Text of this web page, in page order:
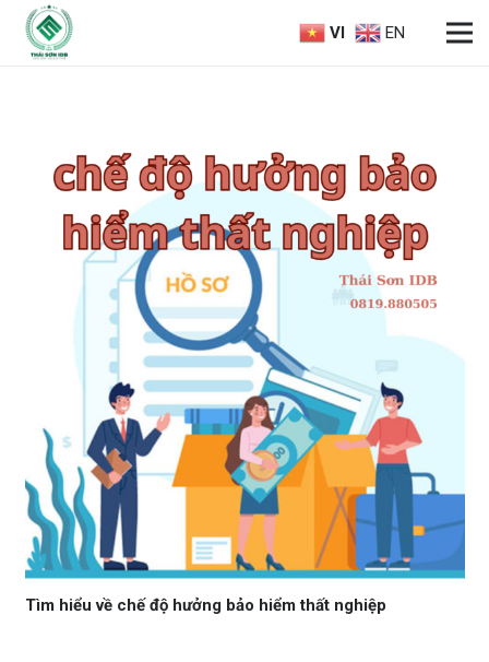
VI EN
Tìm hiểu về chế độ hưởng bảo hiểm thất nghiệp